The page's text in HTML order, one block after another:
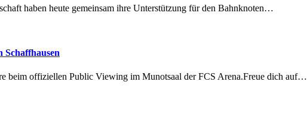
haben heute gemeinsam ihre Unterstützung für den Bahnknoten…
Schaffhausen
beim offiziellen Public Viewing im Munotsaal der FCS Arena.Freue dich auf…